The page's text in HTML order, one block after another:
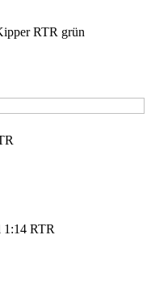
RTR grün
RTR